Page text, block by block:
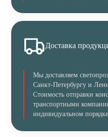
Доставка
Мы доставляем
Санкт-Петербургу и
Стоимость отправки
транспортными
индивидуальном порядке.